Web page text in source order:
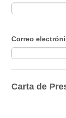
Correo
Carta de